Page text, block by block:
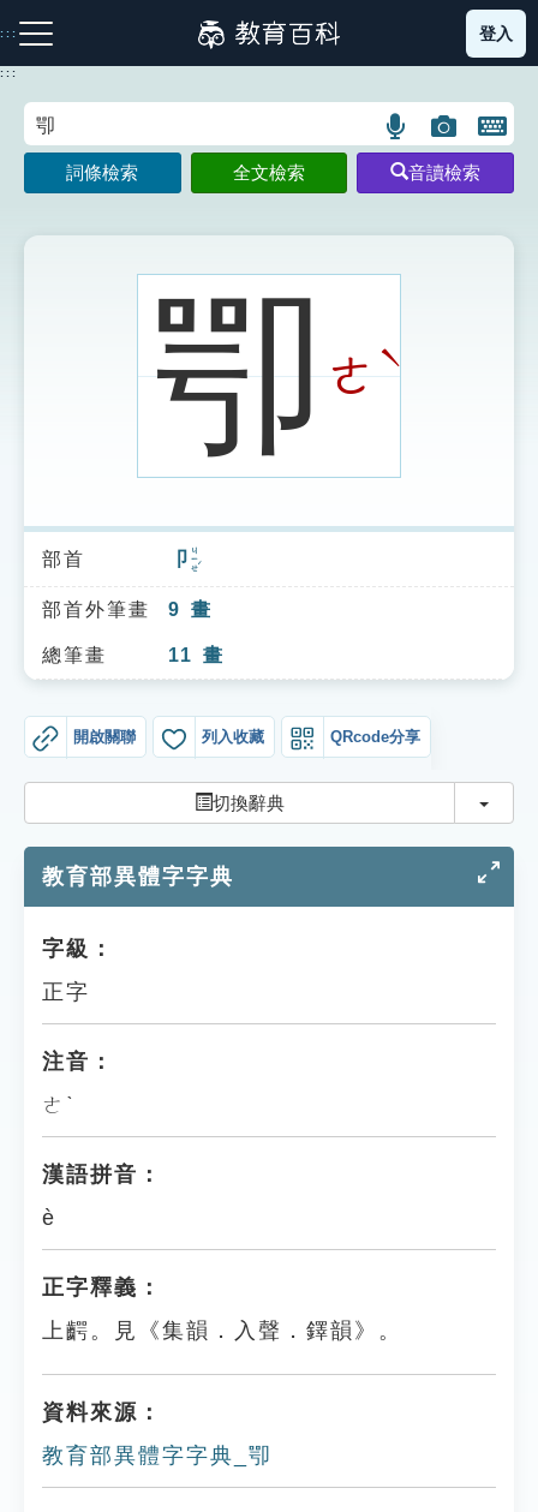
到
主
:::
注音索引圖示 筆畫索引圖示 部首索引表圖示
索引選單
知識索引
單字索引
遊戲專區
教學應用
貓頭鷹博士
登入
:::
語
言
搜
示
圖
片
搜
開
鍵
圖
詞條檢索 全文檢索 音讀檢索
卾ㄜ ˋ
部首 卩 ㄐㄧㄝˊ
部首外筆畫 9 畫
總筆畫 11 畫
開啟關聯 列入收藏 QRcode分享
切換辭典 切換
教育部異體字字典
字級：
正字
注音：
ㄜˋ
漢語拼音：
è
正字釋義：
上齶。見《集韻．入聲．鐸韻》。
資料來源：
教育部異體字字典_卾